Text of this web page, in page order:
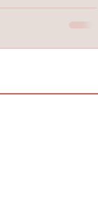
calme plus